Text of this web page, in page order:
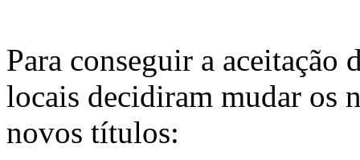
Para conseguir a
locais decidiram mudar os
novos títulos: